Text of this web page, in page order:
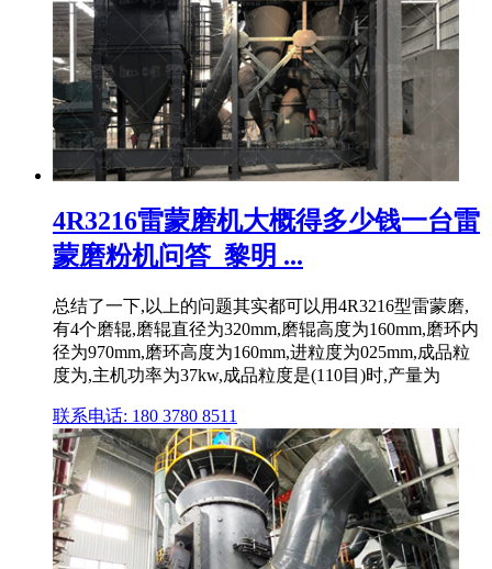
4R3216雷蒙磨机大概得多少钱一台雷
蒙磨粉机问答_黎明 ...
总结了一下,以上的问题其实都可以用4R3216型雷蒙磨,
有4个磨辊,磨辊直径为320mm,磨辊高度为160mm,磨环内
径为970mm,磨环高度为160mm,进粒度为025mm,成品粒
度为,主机功率为37kw,成品粒度是(110目)时,产量为
联系电话: 180 3780 8511